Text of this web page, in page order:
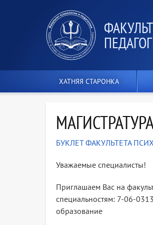
ХАТНЯЯ СТАРОНКА
БУКЛЕТ ФАКУЛЬТЕТА
Уважаемые специалисты!
Приглашаем Вас на
специальностям: 7-06-
образование